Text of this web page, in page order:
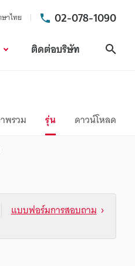
าไทย 02-078-1090
ติดต่อบริษัท
พรวม รุ่น ดาวน์โหลด
แบบฟอร์มการสอบถาม